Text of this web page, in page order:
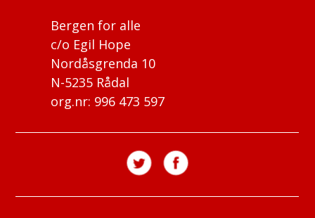
Bergen for alle
c/o Egil Hope
Nordåsgrenda 10
N-5235 Rådal
org.nr: 996 473 597